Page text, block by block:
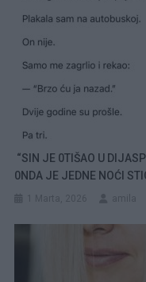
“SIN JE 0TIŠAO U
0NDA JE JEDNE NOĆI